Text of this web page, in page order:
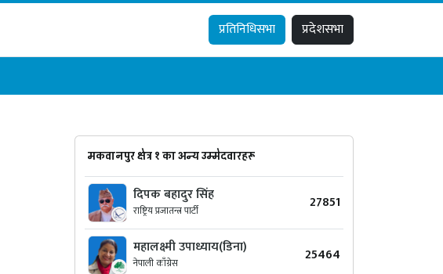
प्रतिनिधिसभा प्रदेशसभा
मकवानपुर क्षेत्र १ का अन्य उम्मेदवारहरू
दिपक बहादुर सिंह
राष्ट्रिय प्रजातन्त्र पार्टी 27851
महालक्ष्मी उपाध्याय(डिना)
नेपाली काँग्रेस 25464